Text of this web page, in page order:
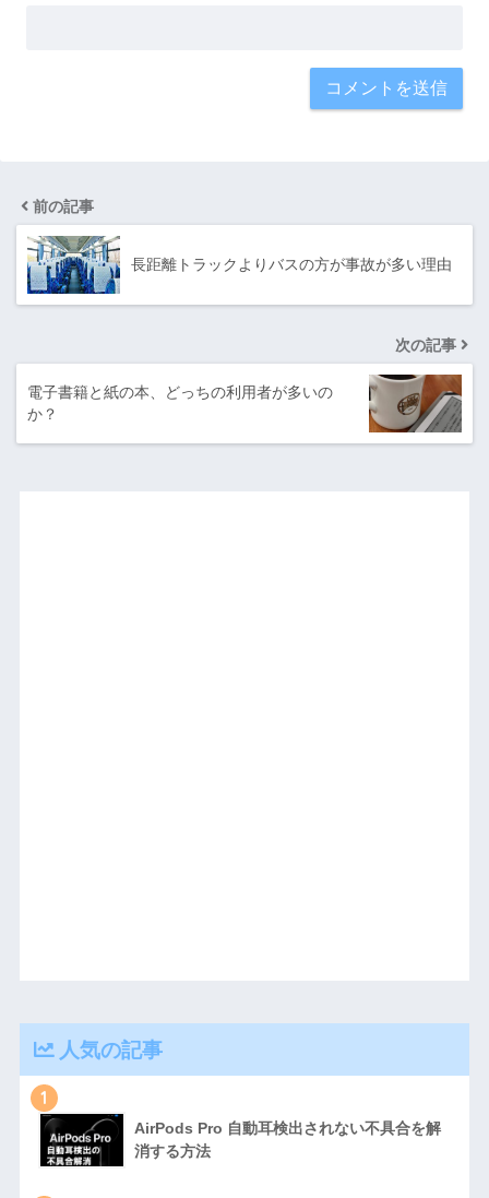
前の記事
長距離トラックよりバスの方が事故が多い理由
次の記事
電子書籍と紙の本、どっちの利用者が多いの
か？
人気の記事
1
AirPods Pro 自動耳検出されない不具合を解
消する方法